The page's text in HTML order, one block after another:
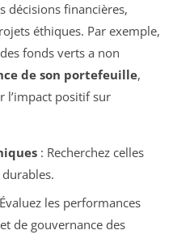
décisions financières,
éthiques. Par exemple,
fonds verts a non
de son portefeuille,
l’impact positif sur
: Recherchez celles
les performances
de gouvernance des